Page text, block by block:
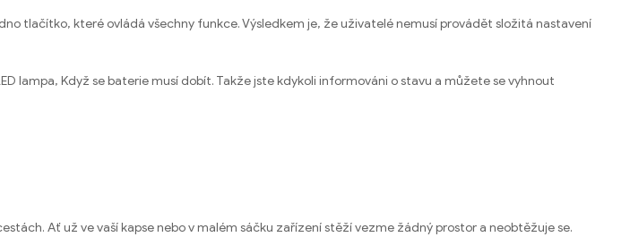
tlačítko, které ovládá všechny funkce. Výsledkem je, že uživatelé nemusí provádět složitá nastavení
lampa, Když se baterie musí dobít. Takže jste kdykoli informováni o stavu a můžete se vyhnout
Ať už ve vaší kapse nebo v malém sáčku zařízení stěží vezme žádný prostor a neobtěžuje se.